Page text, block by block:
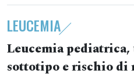
LEUCEMIA
Leucemia
sottotipo e rischio di